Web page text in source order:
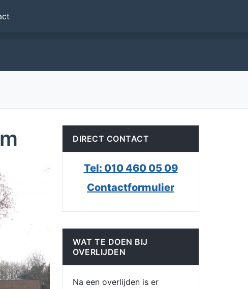
DIRECT CONTACT
Tel: 010 460 05 09
Contactformulier
WAT TE DOEN BIJ
OVERLIJDEN
Na een overlijden is er